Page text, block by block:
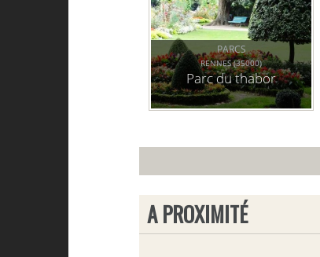
PARCS
RENNES (35000)
Parc du thabor
A PROXIMITÉ